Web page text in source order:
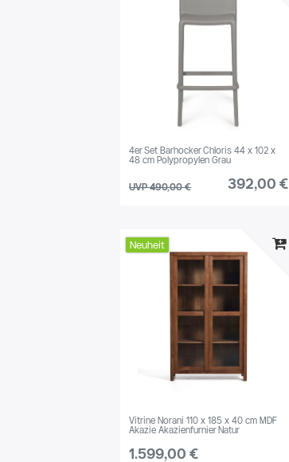
4er Set Barhocker Chloris 44 x 102 x
48 cm Polypropylen Grau
UVP 490,00 € 392,00 €
Neuheit
Vitrine Norani 110 x 185 x 40 cm MDF
Akazie Akazienfurnier Natur
1.599,00 €